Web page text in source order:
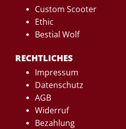
Custom Scooter
Ethic
Bestial Wolf
RECHTLICHES
Impressum
Datenschutz
AGB
Widerruf
Bezahlung